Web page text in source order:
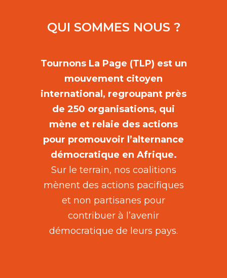
QUI SOMMES NOUS ?
Tournons La Page (TLP) est un
mouvement citoyen
international, regroupant près
de 250 organisations, qui
mène et relaie des actions
pour promouvoir l’alternance
démocratique en Afrique.
Sur le terrain, nos coalitions
mènent des actions pacifiques
et non partisanes pour
contribuer à l’avenir
démocratique de leurs pays.